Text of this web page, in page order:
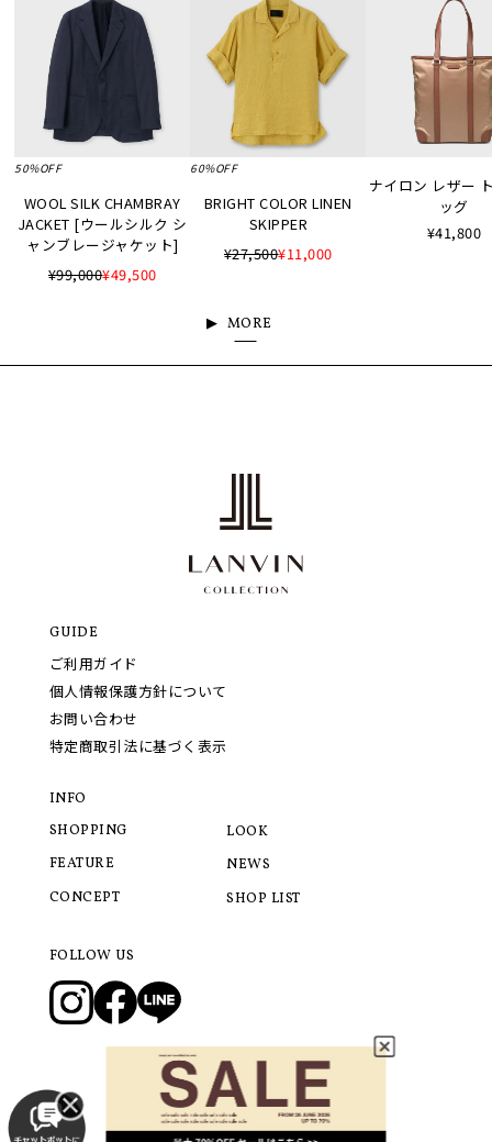
50%OFF
WOOL SILK CHAMBRAY
JACKET [ウールシルク シ
ャンブレージャケット]
¥99,000¥49,500
60%OFF
BRIGHT COLOR LINEN
SKIPPER
¥27,500¥11,000
ナイロン レザー
ッグ
¥41,800
MORE
GUIDE
ご利用ガイド
個人情報保護方針について
お問い合わせ
特定商取引法に基づく表示
INFO
SHOPPING
FEATURE
CONCEPT
LOOK
NEWS
SHOP LIST
FOLLOW US